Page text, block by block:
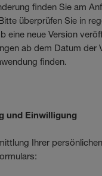
finden Sie am
überprüfen Sie in
eine neue Version
ab dem Datum der
finden.
und Einwilligung
Ihrer